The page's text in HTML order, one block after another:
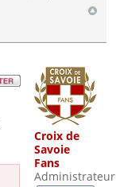
Croix de
Savoie
Fans
Administrateur